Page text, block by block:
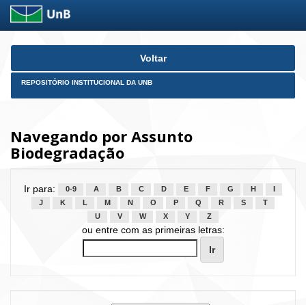
Skip
Voltar
REPOSITÓRIO INSTITUCIONAL DA UNB
Navegando por Assunto
Biodegradação
Ir para: 0-9 A B C D E F G H
J
K L M N O P Q R S
T
U
V W X Y Z
ou entre com as primeiras letras: